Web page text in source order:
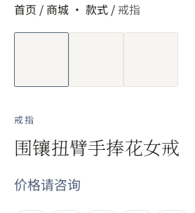
首页 / 商城 · 款式 / 戒指
短视频
戒指
围镶扭臂手捧花女戒
价格请咨询